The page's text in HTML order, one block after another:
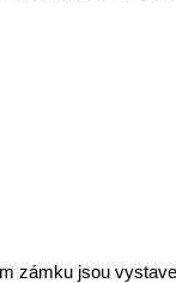
zámku jsou